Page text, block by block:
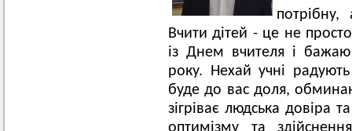
потрібну,
Вчити дітей - це не
із Днем вчителя і
року. Нехай учні
буде до вас доля,
зігріває людська довіра
оптимізму та